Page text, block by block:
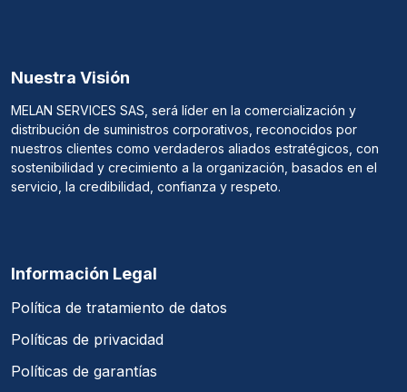
Nuestra Visión
MELAN SERVICES SAS, será líder en la comercialización y
distribución de suministros corporativos, reconocidos por
nuestros clientes como verdaderos aliados estratégicos, con
sostenibilidad y crecimiento a la organización, basados en el
servicio, la credibilidad, confianza y respeto.
Información Legal
Política de tratamiento de datos
Políticas de privacidad
Políticas de garantías